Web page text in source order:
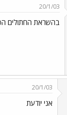
20/1/03
בהשראת החתולים
20/1/03
אני יודעת